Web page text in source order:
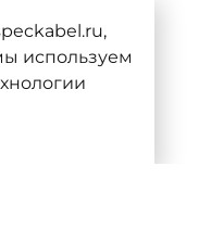
используем